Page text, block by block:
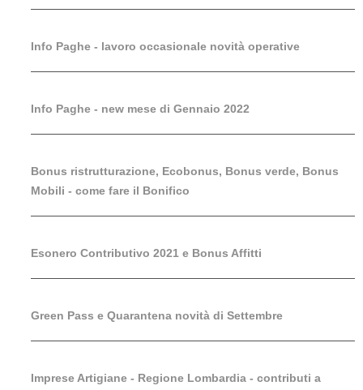
Info Paghe - lavoro occasionale novità operative
Info Paghe - new mese di Gennaio 2022
Bonus ristrutturazione, Ecobonus, Bonus verde, Bonus
Mobili - come fare il Bonifico
Esonero Contributivo 2021 e Bonus Affitti
Green Pass e Quarantena novità di Settembre
Imprese Artigiane - Regione Lombardia - contributi a